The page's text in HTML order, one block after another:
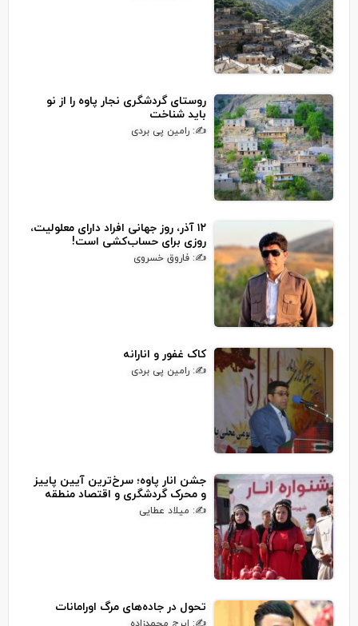
روستای گردشگری نجار پاوه را از نو
باید شناخت
✍: رامین پی بردی
۱۲ آذر، روز جهانی افراد دارای معلولیت،
روزی برای حساب‌کشی است!
✍: فاروق خسروی
کاک غفور و انارانه
✍: رامین پی بردی
جشن انار پاوه؛ سرخ‌ترین آیین پاییز
و محرک گردشگری و اقتصاد منطقه
✍: میلاد عطایی
تحول در جاده‌های مرگ اورامانات